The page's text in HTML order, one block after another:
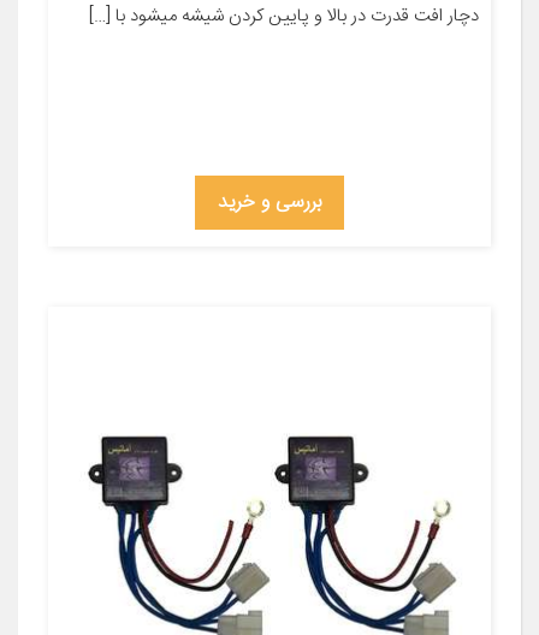
دچار افت قدرت در بالا و پایین کردن شیشه میشود با […]
بررسی و خرید